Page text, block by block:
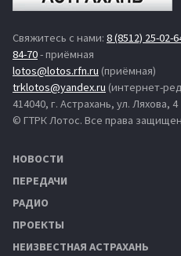
Свяжитесь с нами: 8 (8512) 25-02-
84-70- приёмная
lotos@lotos.rfn.ru (приёмная)
trklotos@yandex.ru (интернет-
414040, г. Астрахань, ул. Ляхова, 4
© ГТРК Лотос. Все права
НОВОСТИ
ПЕРЕДАЧИ
РАДИО
ПРОЕКТЫ
НЕИЗВЕСТНАЯ АСТРАХАНЬ